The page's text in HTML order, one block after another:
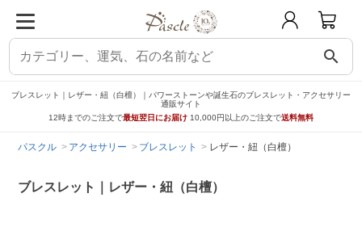
search
ブレスレット｜レザー・紐（白檀）｜パワーストーンや誕生石のブレスレット・アクセサリー
通販サイト
12時までのご注文で最短翌日にお届け 10,000円以上のご注文で送料無料
パスクル アクセサリー ブレスレット レザー・紐（白檀）
ブレスレット｜レザー・紐（白檀）